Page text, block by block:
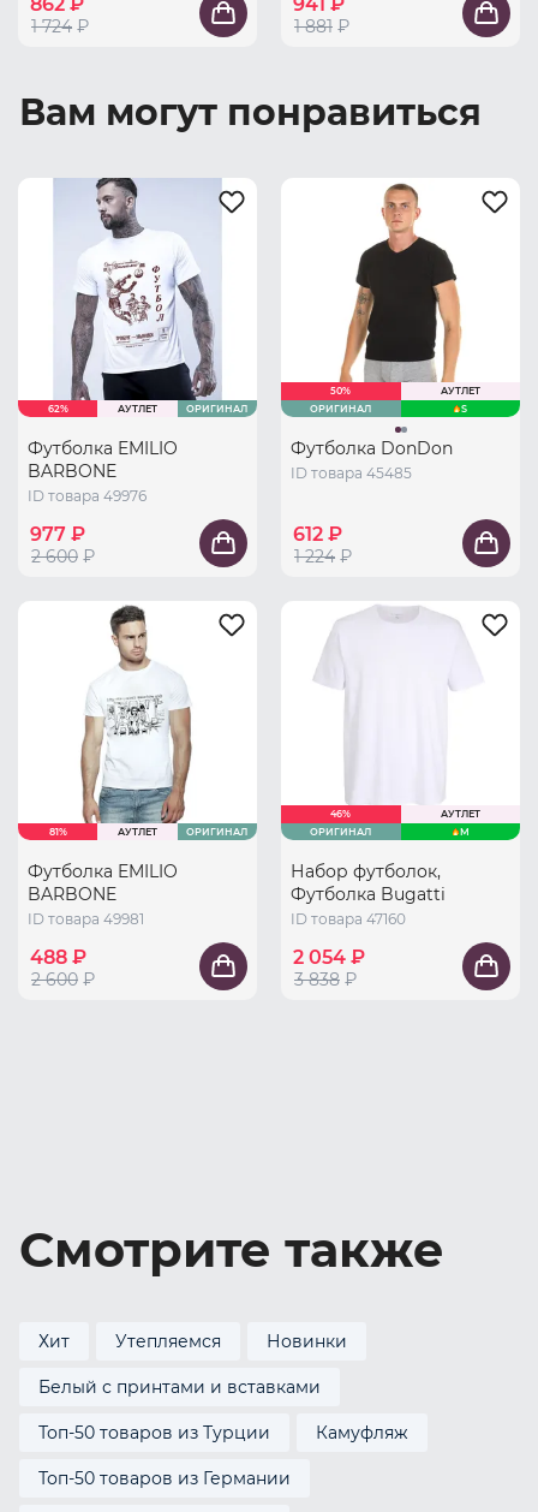
1 724 ₽ 1 881 ₽
Вам могут понравиться
62% АУТЛЕТ ОРИГИНАЛ
Футболка EMILIO
BARBONE
ID товара 49976
977 ₽
2 600 ₽
50%
АУТЛЕТ
ОРИГИНАЛ
S
Футболка DonDon
ID товара 45485
612 ₽
1 224 ₽
81% АУТЛЕТ ОРИГИНАЛ
Футболка EMILIO
BARBONE
ID товара 49981
488 ₽
2 600 ₽
46%
АУТЛЕТ
ОРИГИНАЛ
M
Набор футболок,
Футболка Bugatti
ID товара 47160
2 054 ₽
3 838 ₽
Смотрите также
Хит Утепляемся Новинки
Белый с принтами и вставками
Топ-50 товаров из Турции Камуфляж
Топ-50 товаров из Германии